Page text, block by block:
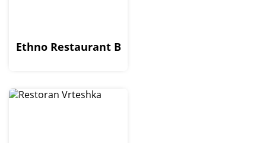
Ethno Restaurant Brvnara